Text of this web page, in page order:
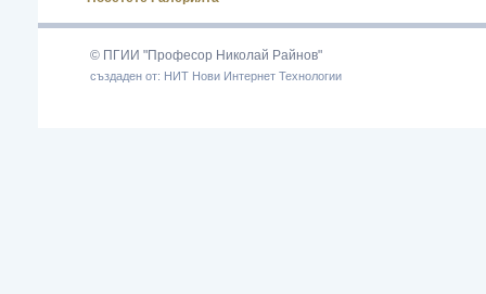
© ПГИИ "Професор Николай Райнов"
създаден от: НИТ Нови Интернет Технологии